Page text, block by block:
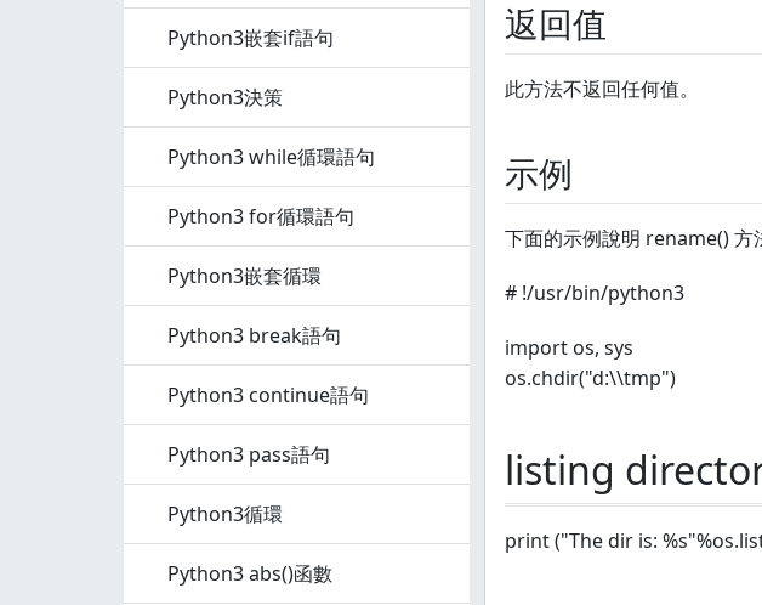
Python3嵌套if語句
Python3決策
Python3 while循環語句
Python3 for循環語句
Python3嵌套循環
Python3 break語句
Python3 continue語句
Python3 pass語句
Python3循環
Python3 abs()函數
返回值
此方法不返回任何值。
示例
下面的示例說明 rename() 方
# !/usr/bin/python3
import os, sys
os.chdir("d:\\tmp")
listing
print ("The dir is: